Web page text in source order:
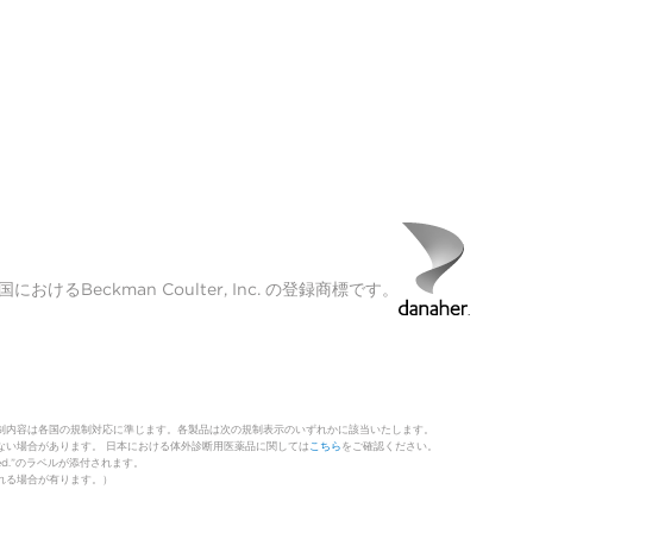
おけるBeckman Coulter, Inc. の登録商標です。
容は各国の規制対応に準じます。各製品は次の規制表示のいずれかに該当いたします。
合があります。 日本における体外診断用医薬品に関しては こちらをご確認ください。
ラベルが添付されます。
場合が有ります。）